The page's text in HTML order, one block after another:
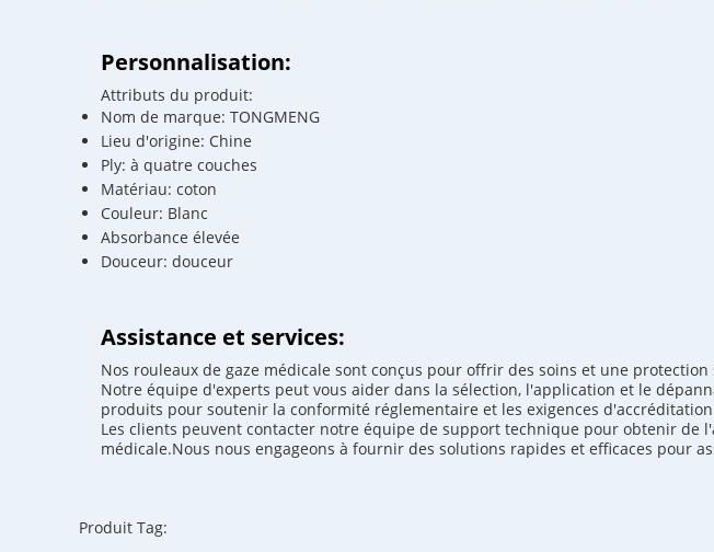
Personnalisation:
Attributs du produit:
Nom de marque: TONGMENG
Lieu d'origine: Chine
Ply: à quatre couches
Matériau: coton
Couleur: Blanc
Absorbance élevée
Douceur: douceur
Assistance et services:
Nos rouleaux de gaze médicale sont conçus pour offrir des soins et une
Notre équipe d'experts peut vous aider dans la sélection, l'application et le
produits pour soutenir la conformité réglementaire et les exigences
Les clients peuvent contacter notre équipe de support technique pour obtenir
médicale.Nous nous engageons à fournir des solutions rapides et efficaces pour
Produit Tag: